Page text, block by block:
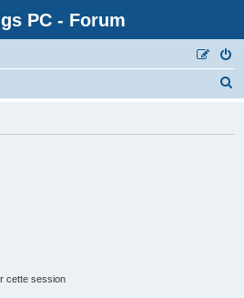
PC - Forum
cette session